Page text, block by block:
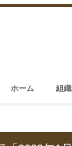
ホーム 組